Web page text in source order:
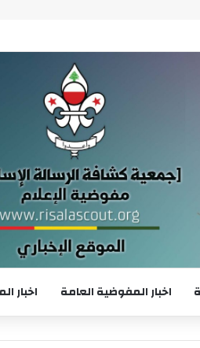
اخبار المفوضية العامة اخبار